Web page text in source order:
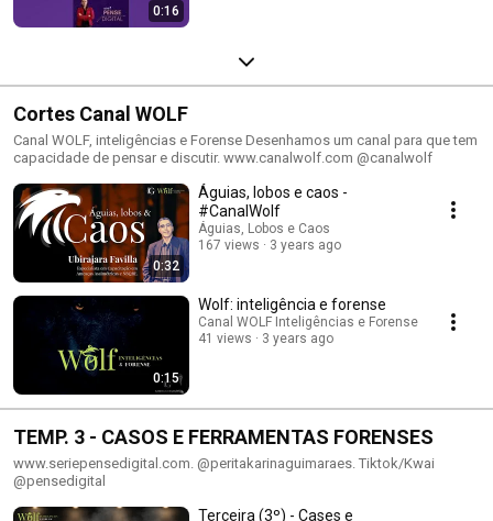
0:16
Cortes Canal WOLF
Canal WOLF, inteligências e Forense Desenhamos um canal para que tem
capacidade de pensar e discutir. www.canalwolf.com @canalwolf
0:32
Águias, lobos e caos -
#CanalWolf
Águias, Lobos e Caos
167 views
3 years ago
0:15
Wolf: inteligência e forense
Canal WOLF Inteligências e Forense
41 views
3 years ago
TEMP. 3 - CASOS E FERRAMENTAS FORENSES
www.seriepensedigital.com. @peritakarinaguimaraes. Tiktok/Kwai
@pensedigital
Terceira (3º) - Cases e